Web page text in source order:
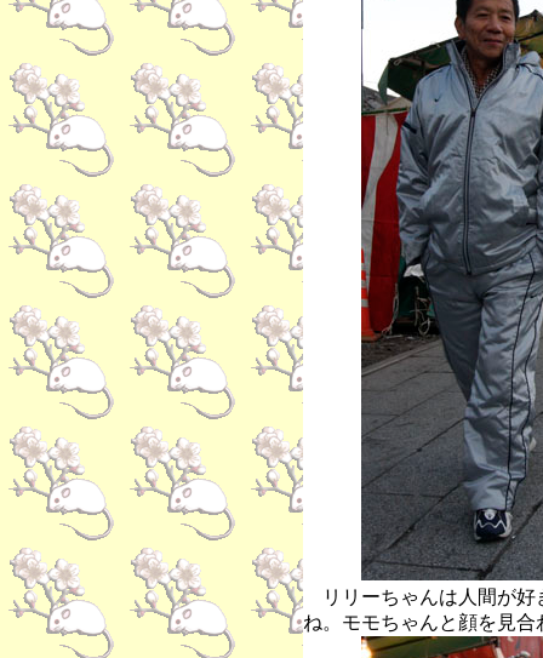
リリーちゃんは人間が好
ね。モモちゃんと顔を見